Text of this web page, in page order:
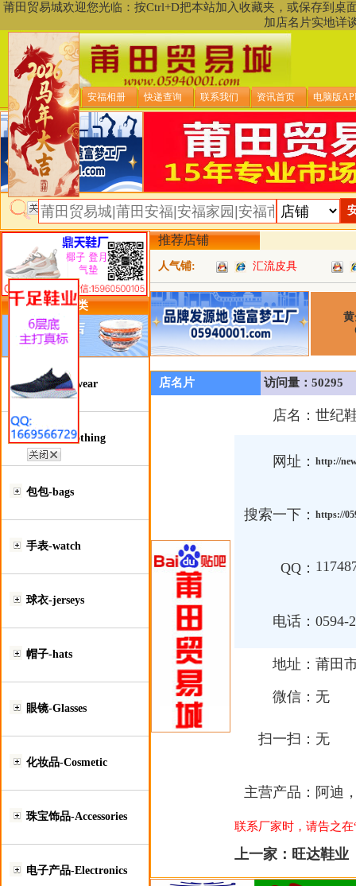
莆田贸易城欢迎您光临：按Ctrl+D把本站加入收藏夹，或保存到
加店名片实地详
贸易城首页 安福相册 快递查询 联系我们 资讯首页 电脑版
类目详细分类
鞋类-Footwear
服装类-Clothing
包包-bags
手表-watch
球衣-jerseys
帽子-hats
眼镜-Glasses
化妆品-Cosmetic
珠宝饰品-Accessories
电子产品-Electronics
推荐店铺
人气铺: 汇流皮具
店名片 访问量：50295
店名： 世纪
网址： http://
搜索一下： https://
QQ：
电话： 0594-
地址： 莆田
微信： 无
扫一扫： 无
主营产品： 阿迪
联系厂家时，请告之
上一家： 旺达鞋业